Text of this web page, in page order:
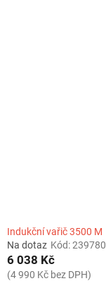
Indukční vařič 3500 M
Na dotaz Kód:239780
6 038 Kč
(4 990 Kč bez DPH)